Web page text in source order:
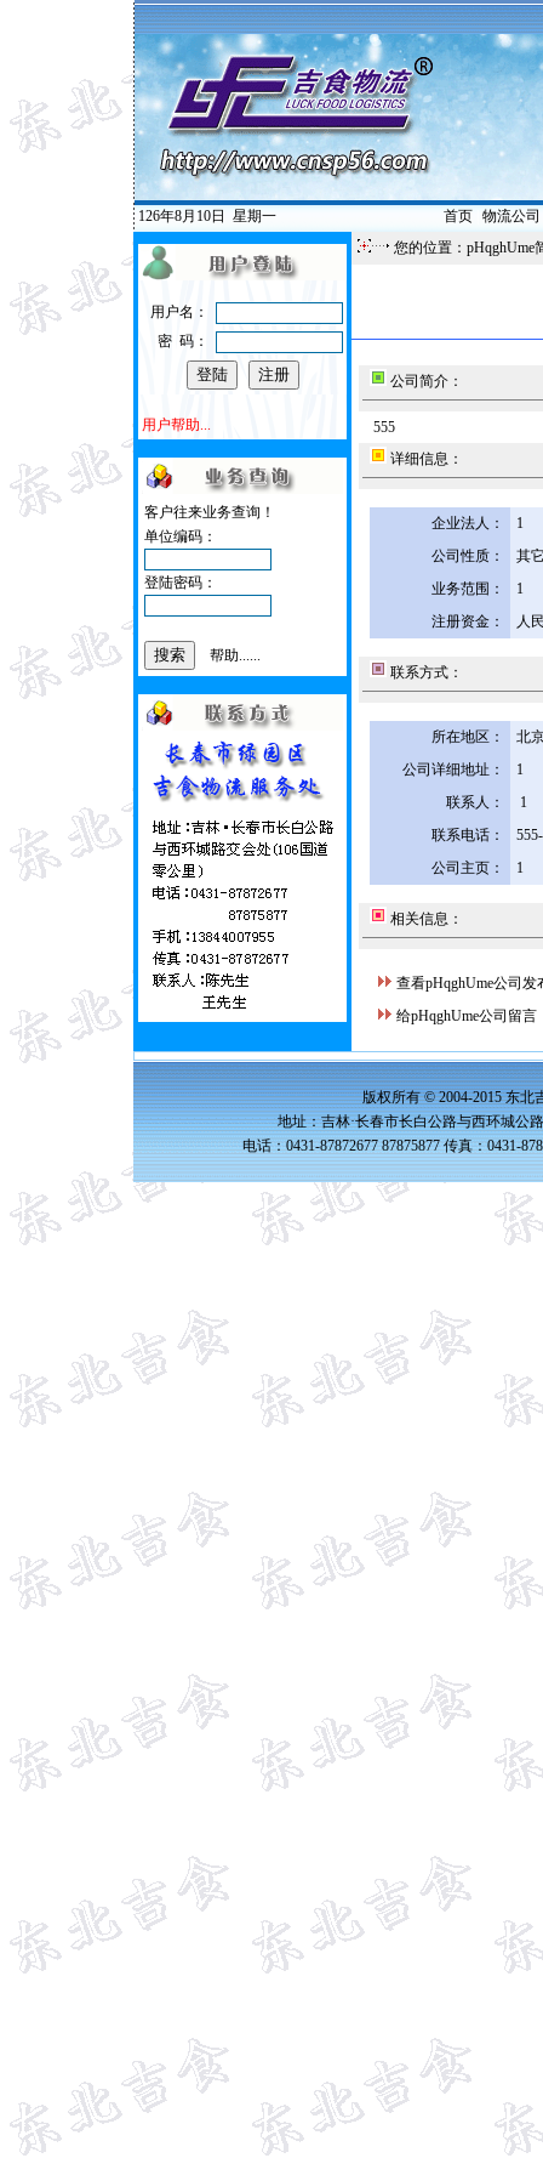
126年8月10日 星期一 首页| 物流公司
用户名：
密 码：
用户帮助...
客户往来业务查询！
单位编码：
登陆密码：
帮助......
您的位置：pHqghUme
公司简介：
555
详细信息：
企业法人：
1
公司性质：
其
业务范围：
1
注册资金：
人
联系方式：
所在地区：
北
公司详细地址：
1
联系人：
1
联系电话：
公司主页：
1
相关信息：
查看pHqghUme公司发
给pHqghUme公司留言
版权所有 © 2004-2015 东北
地址：吉林·长春市长白公路与西环城公
电话：0431-87872677 87875877 传真：0431-